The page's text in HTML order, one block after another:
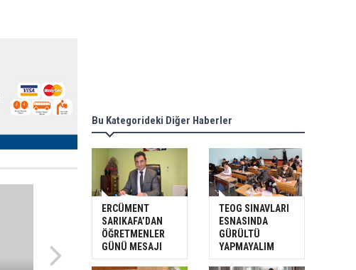
Bu Kategorideki Diğer Haberler
ERCÜMENT
SARIKAFA’DAN
ÖĞRETMENLER
GÜNÜ MESAJI
TEOG SINAVLARI
ESNASINDA
GÜRÜLTÜ
YAPMAYALIM